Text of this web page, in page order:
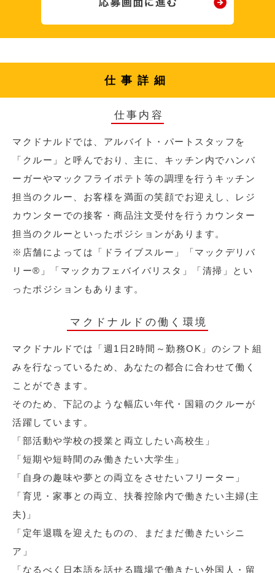
仕事詳細
仕事内容
マクドナルドでは、アルバイト・パートスタッフを
「クルー」と呼んでおり、主に、キッチン内でハンバ
ーガーやマックフライポテト等の調理を行うキッチン
担当のクルー、お客様を満面の笑顔でお迎えし、レジ
カウンターでの接客・商品注文受付を行うカウンター
担当のクルーといったポジションがあります。
※店舗によっては「ドライブスルー」「マックデリバ
リー®︎」「マックカフェバイバリスタ」「清掃」とい
ったポジションもあります。
マクドナルドの働く環境
マクドナルドでは「週1日2時間～勤務OK」のシフト組
みを行なっているため、あなたの都合に合わせて働く
ことができます。
そのため、下記のような幅広い年代・国籍のクルーが
活躍しています。
「部活動や学校の授業と両立したい高校生」
「短期や短時間のみ働きたい大学生」
「自身の趣味や夢との両立をさせたいフリーター」
「育児・家事との両立、扶養控除内で働きたい主婦(主
夫)」
「定年退職を迎えたものの、まだまだ働きたいシニ
ア」
「なるべく日本語を話せる職場で働きたい外国人・留